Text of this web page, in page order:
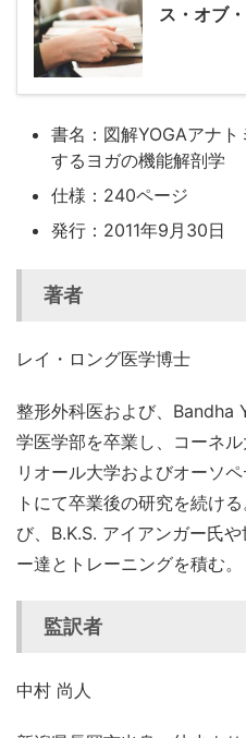
ス・オブ
書名： 図解YOGAアナ
するヨガの機能解剖学
仕様：240ページ
発行：2011年9月30日
著者
レイ・ロング医学博士
整形外科医および、Bandha
学医学部を卒業し、コーネ
リオール大学およびオーソ
トにて卒業後の研究を続け
び、B.K.S. アイアンガー氏
ー達とトレーニングを積む。
監訳者
中村 尚人